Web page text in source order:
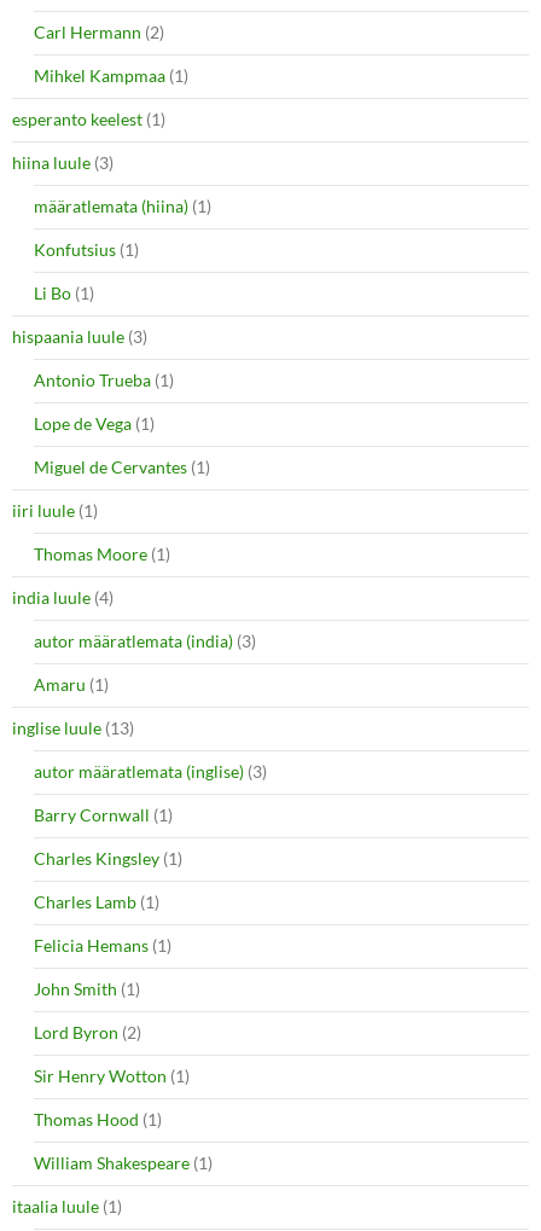
Carl Hermann (2)
Mihkel Kampmaa (1)
esperanto keelest (1)
hiina luule (3)
määratlemata (hiina) (1)
Konfutsius (1)
Li Bo (1)
hispaania luule (3)
Antonio Trueba (1)
Lope de Vega (1)
Miguel de Cervantes (1)
iiri luule (1)
Thomas Moore (1)
india luule (4)
autor määratlemata (india) (3)
Amaru (1)
inglise luule (13)
autor määratlemata (inglise) (3)
Barry Cornwall (1)
Charles Kingsley (1)
Charles Lamb (1)
Felicia Hemans (1)
John Smith (1)
Lord Byron (2)
Sir Henry Wotton (1)
Thomas Hood (1)
William Shakespeare (1)
itaalia luule (1)